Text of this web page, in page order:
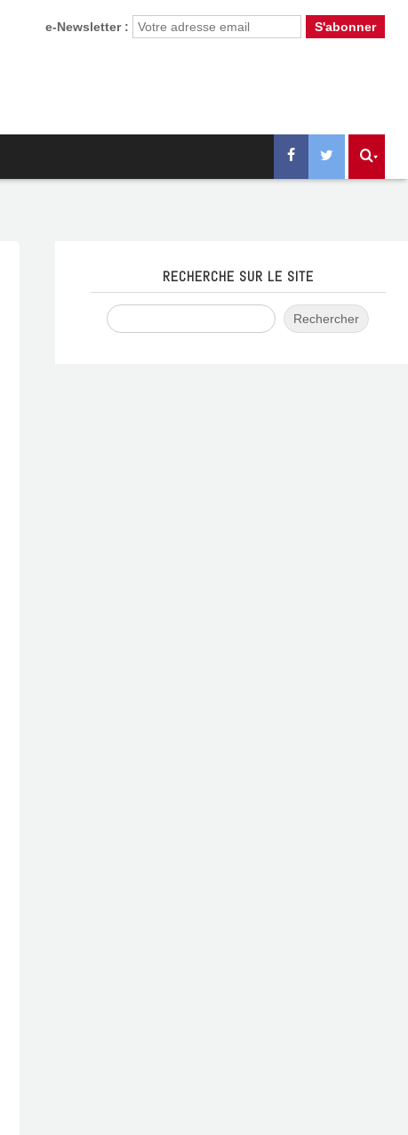
e-Newsletter :
RECHERCHE SUR LE SITE